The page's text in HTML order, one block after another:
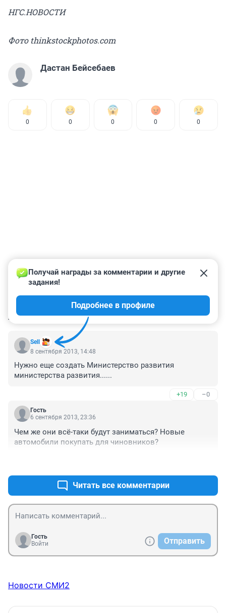
НГС.НОВОСТИ
Фото thinkstockphotos.com
Дастан Бейсебаев
0 0 0 0 0
КОММЕНТАРИИ 2
Sell
Получай награды за комментарии и другие
задания!
Подробнее в профиле
8 сентября 2013, 14:48
Нужно еще создать Министерство развития
министерства развития......
+19 –0
Гость
6 сентября 2013, 23:36
Чем же они всё-таки будут заниматься? Новые
автомобили покупать для чиновников?
Читать все комментарии
Гость
Войти
Отправить
Новости СМИ2